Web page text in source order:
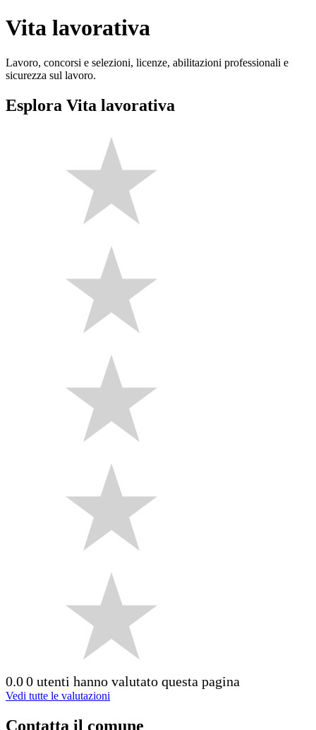
Vita lavorativa
Lavoro, concorsi e selezioni, licenze, abilitazioni professionali e
sicurezza sul lavoro.
Esplora Vita lavorativa
0.00 utenti hanno valutato questa pagina
Vedi tutte le valutazioni
Contatta il comune